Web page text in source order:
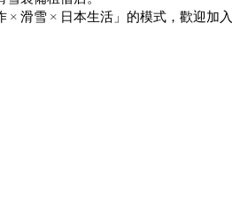
滑雪 × 日本生活」的模式，歡迎加入